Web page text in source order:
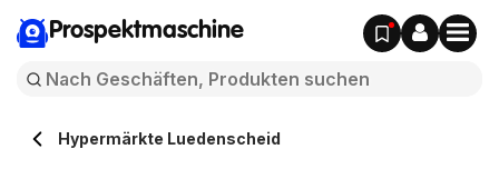
Prospektmaschine
Hypermärkte Luedenscheid